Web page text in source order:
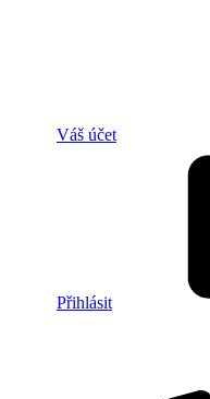
Váš účet
Přihlásit